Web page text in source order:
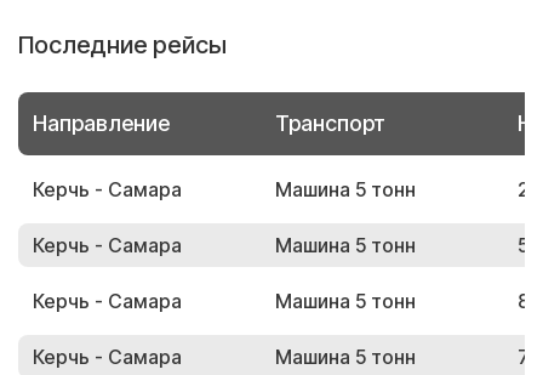
Последние рейсы
Направление Транспорт
Керчь - Самара Машина 5 тонн
Керчь - Самара Машина 5 тонн
Керчь - Самара Машина 5 тонн
Керчь - Самара Машина 5 тонн